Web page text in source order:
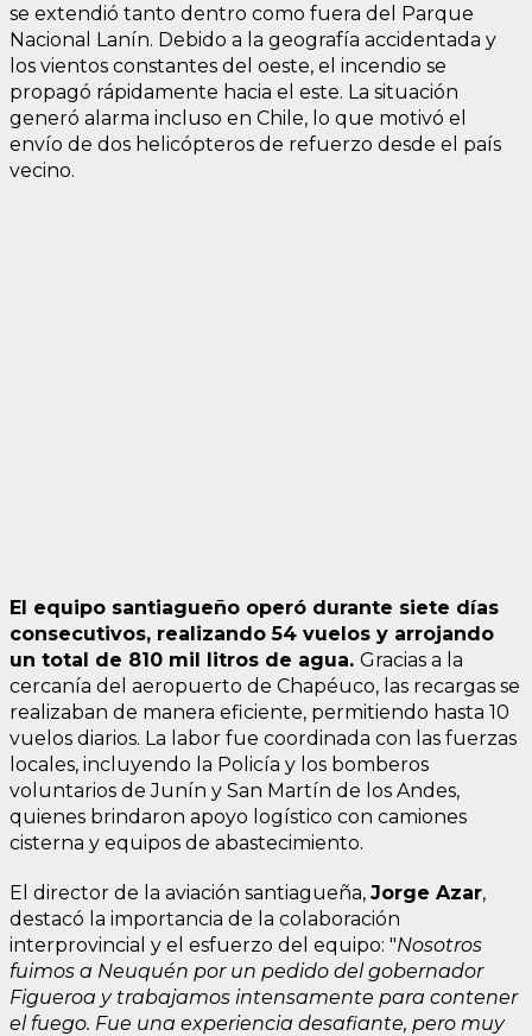
se extendió tanto dentro como fuera del Parque
Nacional Lanín. Debido a la geografía accidentada y
los vientos constantes del oeste, el incendio se
propagó rápidamente hacia el este. La situación
generó alarma incluso en Chile, lo que motivó el
envío de dos helicópteros de refuerzo desde el país
vecino.
El equipo santiagueño operó durante siete días
consecutivos, realizando 54 vuelos y arrojando
un total de 810 mil litros de agua. Gracias a la
cercanía del aeropuerto de Chapéuco, las recargas se
realizaban de manera eficiente, permitiendo hasta 10
vuelos diarios. La labor fue coordinada con las fuerzas
locales, incluyendo la Policía y los bomberos
voluntarios de Junín y San Martín de los Andes,
quienes brindaron apoyo logístico con camiones
cisterna y equipos de abastecimiento.
El director de la aviación santiagueña, Jorge Azar,
destacó la importancia de la colaboración
interprovincial y el esfuerzo del equipo: "Nosotros
fuimos a Neuquén por un pedido del gobernador
Figueroa y trabajamos intensamente para contener
el fuego. Fue una experiencia desafiante, pero muy